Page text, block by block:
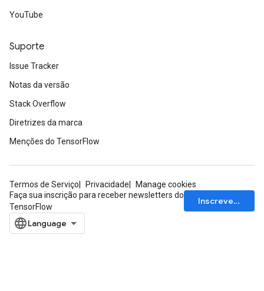
YouTube
Suporte
Issue Tracker
Notas da versão
Stack Overflow
Diretrizes da marca
Menções do TensorFlow
Termos de Serviço Privacidade
Manage cookies
Faça sua inscrição para receber newsletters do
TensorFlow
Inscrever-se